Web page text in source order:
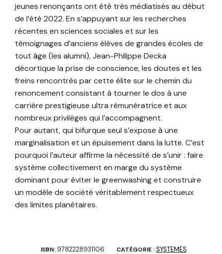
jeunes renonçants ont été très médiatisés au début
de l’été 2022. En s’appuyant sur les recherches
récentes en sciences sociales et sur les
témoignages d’anciens élèves de grandes écoles de
tout âge (les alumni), Jean-Philippe Decka
décortique la prise de conscience, les doutes et les
freins rencontrés par cette élite sur le chemin du
renoncement consistant à tourner le dos à une
carrière prestigieuse ultra rémunératrice et aux
nombreux privilèges qui l’accompagnent.
Pour autant, qui bifurque seul s’expose à une
marginalisation et un épuisement dans la lutte. C’est
pourquoi l’auteur affirme la nécessité de s’unir : faire
système collectivement en marge du système
dominant pour éviter le greenwashing et construire
un modèle de société véritablement respectueux
des limites planétaires.
ISBN: 9782228931106 CATÉGORIE :SYSTEMES